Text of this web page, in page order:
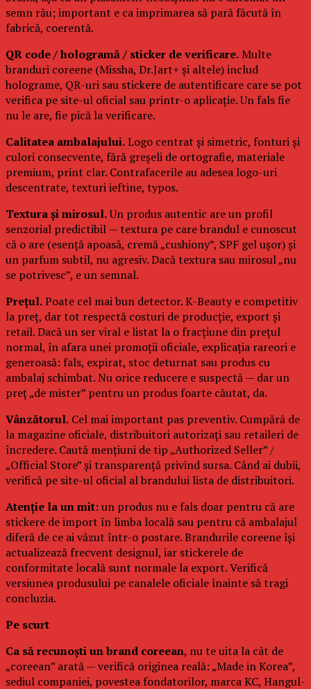
semn rău; important e ca imprimarea să pară făcută în
fabrică, coerentă.
QR code / hologramă / sticker de verificare.Multe
branduri coreene (Missha, Dr.Jart+ și altele) includ
holograme, QR-uri sau stickere de autentificare care se pot
verifica pe site-ul oficial sau printr-o aplicație. Un fals fie
nu le are, fie pică la verificare.
Calitatea ambalajului.Logo centrat și simetric, fonturi și
culori consecvente, fără greșeli de ortografie, materiale
premium, print clar. Contrafacerile au adesea logo-uri
descentrate, texturi ieftine, typos.
Textura și mirosul.Un produs autentic are un profil
senzorial predictibil — textura pe care brandul e cunoscut
că o are (esență apoasă, cremă „cushiony”, SPF gel ușor) și
un parfum subtil, nu agresiv. Dacă textura sau mirosul „nu
se potrivesc”, e un semnal.
Prețul.Poate cel mai bun detector. K-Beauty e competitiv
la preț, dar tot respectă costuri de producție, export și
retail. Dacă un ser viral e listat la o fracțiune din prețul
normal, în afara unei promoții oficiale, explicația rareori e
generoasă: fals, expirat, stoc deturnat sau produs cu
ambalaj schimbat. Nu orice reducere e suspectă — dar un
preț „de mister” pentru un produs foarte căutat, da.
Vânzătorul. Cel mai important pas preventiv. Cumpără de
la magazine oficiale, distribuitori autorizați sau retaileri de
încredere. Caută mențiuni de tip „Authorized Seller” /
„Official Store” și transparență privind sursa. Când ai dubii,
verifică pe site-ul oficial al brandului lista de distribuitori.
Atenție la un mit:un produs nu e fals doar pentru că are
stickere de import în limba locală sau pentru că ambalajul
diferă de ce ai văzut într-o postare. Brandurile coreene își
actualizează frecvent designul, iar stickerele de
conformitate locală sunt normale la export. Verifică
versiunea produsului pe canalele oficiale înainte să tragi
concluzia.
Pe scurt
Ca să recunoști un brand coreean, nu te uita la cât de
„coreean” arată — verifică originea reală: „Made in Korea”,
sediul companiei, povestea fondatorilor, marca KC, Hangul-